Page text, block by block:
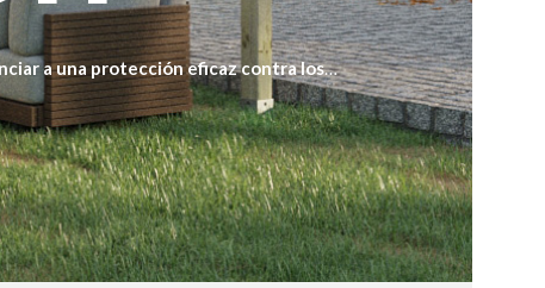
a una protección eficaz contra los
se agriete o se pele con el tiempo. Este